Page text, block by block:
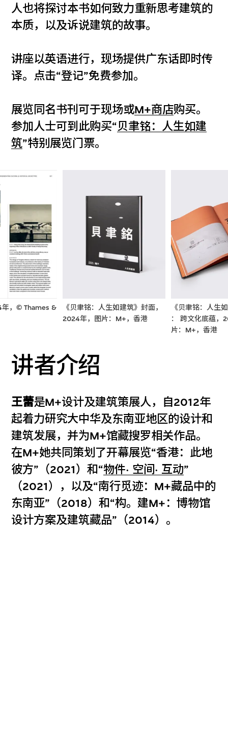
人也将探讨本书如何致力重新思考建筑的
本质，以及诉说建筑的故事。
讲座以英语进行，现场提供广东话即时传
译。点击“登记”免费参加。
展览同名书刊可于现场或M+商店购买。
参加人士可到此购买“贝聿铭：人生如建
筑”特别展览门票。
《贝聿铭：人生如建筑》封面，
2024年，图片：M+，香港
《贝聿铭：人生
： 跨文化底蕴，
片：M+，香港
，© Thames &
讲者介绍
王蕾是M+设计及建筑策展人，自2012年
起着力研究大中华及东南亚地区的设计和
建筑发展，并为M+馆藏搜罗相关作品。
在M+她共同策划了开幕展览“香港：此地
彼方”（2021）和“物件· 空间· 互动”
（2021），以及“南行觅迹：M+藏品中的
东南亚”（2018）和“构。建M+：博物馆
设计方案及建筑藏品”（2014）。